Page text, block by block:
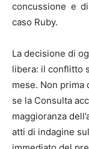
concussione e
caso Ruby.
La decisione di
libera: il conflitto
mese. Non prima
se la Consulta
maggioranza
atti di indagine